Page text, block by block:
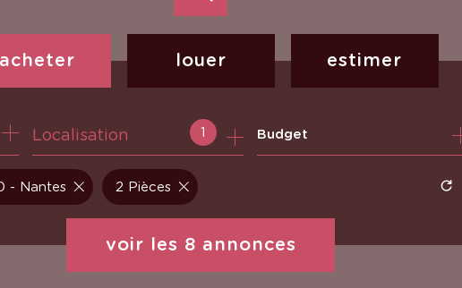
Programmes neufs
acheter
de l'ancien
louer
à l'année
estimer
1
Localisation Budget
voir les 8 annonces
- Nantes 2 Pièces